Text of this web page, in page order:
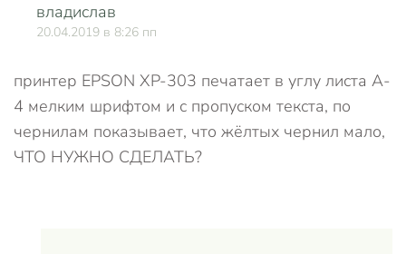
владислав
20.04.2019 в 8:26 пп
принтер EPSON XP-303 печатает в углу листа А-
4 мелким шрифтом и с пропуском текста, по
чернилам показывает, что жёлтых чернил мало,
ЧТО НУЖНО СДЕЛАТЬ?